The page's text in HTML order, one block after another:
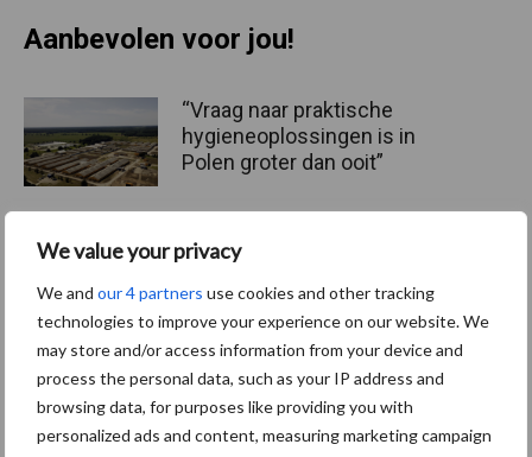
We value your privacy
We and our 4 partners use cookies and other tracking
technologies to improve your experience on our website. We
may store and/or access information from your device and
process the personal data, such as your IP address and
browsing data, for purposes like providing you with
personalized ads and content, measuring marketing campaign
Aanbevolen voor jou!
“Vraag naar praktische
hygieneoplossingen is in
Polen groter dan ooit”
Drie Franse bedrijven over
de grens van 14.000
kilogram melk
Pöttinger introduceert
compacte dubbelrotor-